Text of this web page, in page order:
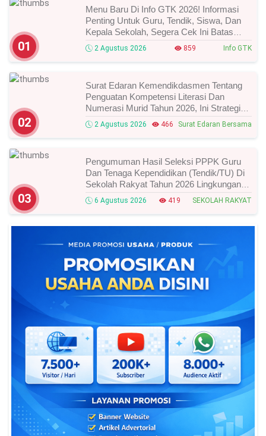
01
Menu Baru Di Info GTK 2026! Informasi
Penting Untuk Guru, Tendik, Siswa, Dan
Kepala Sekolah, Segera Cek Ini Batas
Waktunya!
2 Agustus 2026 859 Info GTK
02
Surat Edaran Kemendikdasmen Tentang
Penguatan Kompetensi Literasi Dan
Numerasi Murid Tahun 2026, Ini Strategi
Dan Alurnya
2 Agustus 2026 466 Surat Edaran Bersama
03
Pengumuman Hasil Seleksi PPPK Guru
Dan Tenaga Kependidikan (Tendik/TU) Di
Sekolah Rakyat Tahun 2026 Lingkungan
Kementerian Sosial RI, Ini Daftar Nama
Peserta Yang Lolos!
6 Agustus 2026 419 SEKOLAH RAKYAT